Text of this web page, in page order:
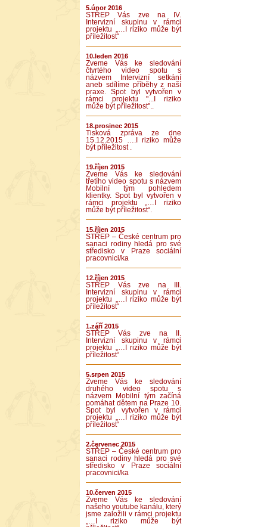
5.únor 2016
STŘEP Vás zve na IV.
Intervizní skupinu v rámci
projektu „…I riziko může být
příležitost“
10.leden 2016
Zveme Vás ke sledování
čtvrtého video spotu s
názvem Intervizní setkání
aneb sdílíme příběhy z naší
praxe. Spot byl vytvořen v
rámci projektu "...I riziko
může být příležitost"..
18.prosinec 2015
Tisková zpráva ze dne
15.12.2015 ….I riziko může
být příležitost .
19.říjen 2015
Zveme Vás ke sledování
třetího video spotu s názvem
Mobilní tým pohledem
klientky. Spot byl vytvořen v
rámci projektu „…I riziko
může být příležitost“.
15.říjen 2015
STŘEP – České centrum pro
sanaci rodiny hledá pro své
středisko v Praze sociální
pracovnici/ka
12.říjen 2015
STŘEP Vás zve na III.
Intervizní skupinu v rámci
projektu „…I riziko může být
příležitost“
1.září 2015
STŘEP Vás zve na II.
Intervizní skupinu v rámci
projektu „…I riziko může být
příležitost“
5.srpen 2015
Zveme Vás ke sledování
druhého video spotu s
názvem Mobilní tým začíná
pomáhat dětem na Praze 10.
Spot byl vytvořen v rámci
projektu „…I riziko může být
příležitost“
2.červenec 2015
STŘEP – České centrum pro
sanaci rodiny hledá pro své
středisko v Praze sociální
pracovnici/ka
10.červen 2015
Zveme Vás ke sledování
našeho youtube kanálu, který
jsme založili v rámci projektu
„…I riziko může být